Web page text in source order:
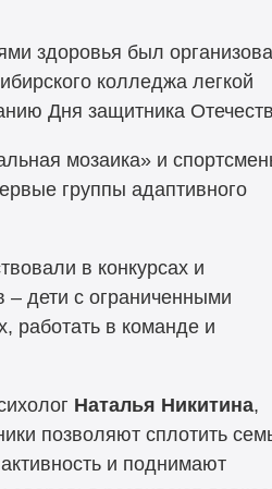
здоровья был
колледжа легкой
Дня защитника
мозаика» и
группы адаптивного
в конкурсах и
– дети с ограниченными
работать в команде и
Наталья Никитина,
позволяют сплотить
и поднимают